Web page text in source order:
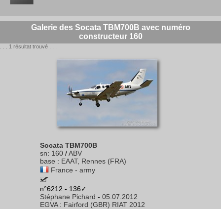
Galerie des Socata TBM700B avec numéro
constructeur 160
. . . 1 résultat trouvé . . .
Socata TBM700B
sn: 160 /ABV
base : EAAT, Rennes (FRA)
France - army
n°6212 - 136✓
Stéphane Pichard - 05.07.2012
EGVA: Fairford (GBR) RIAT 2012